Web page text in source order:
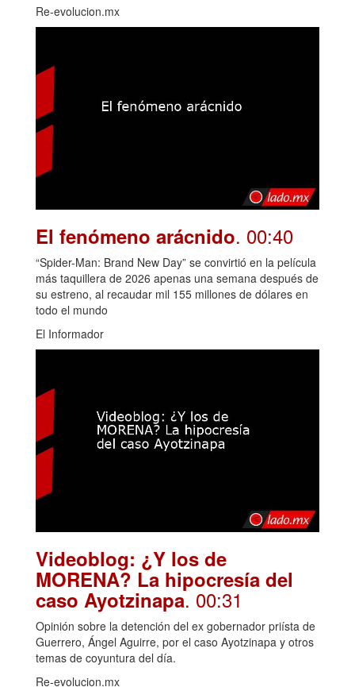
Re-evolucion.mx
El fenómeno arácnido. 00:40
“Spider-Man: Brand New Day” se convirtió en la película
más taquillera de 2026 apenas una semana después de
su estreno, al recaudar mil 155 millones de dólares en
todo el mundo
El Informador
Videoblog: ¿Y los de
MORENA? La hipocresía del
caso Ayotzinapa. 00:31
Opinión sobre la detención del ex gobernador priísta de
Guerrero, Ángel Aguirre, por el caso Ayotzinapa y otros
temas de coyuntura del día.
Re-evolucion.mx